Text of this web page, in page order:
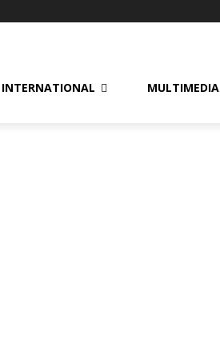
INTERNATIONAL MULTIMEDIA